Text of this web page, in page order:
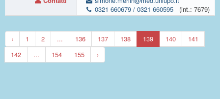
0321 660679 / 0321 660595
(int.: 7679)
‹ 1 2 ... 136 137 138 139 140
141
142
... 154 155 ›